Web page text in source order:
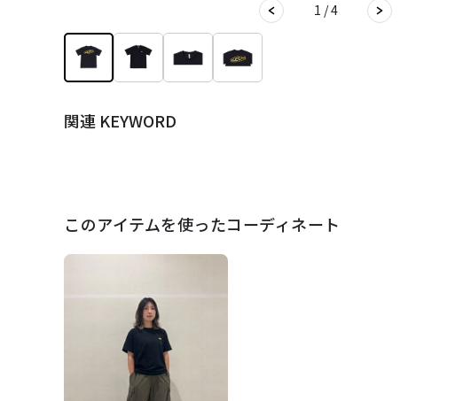
1 / 4
関連 KEYWORD
このアイテムを使ったコーディネート